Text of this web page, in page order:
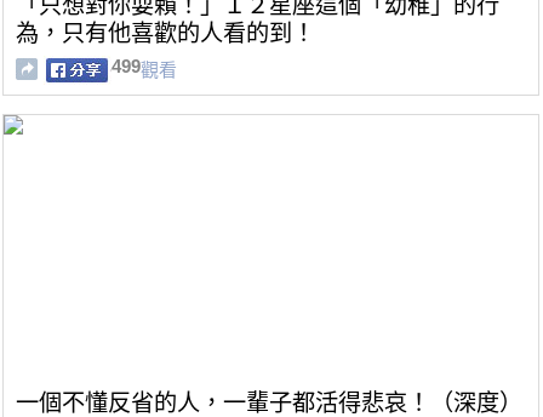
「只想對你耍賴！」１２星座這個「幼稚」的行
為，只有他喜歡的人看的到！
499觀看
一個不懂反省的人，一輩子都活得悲哀！（深度）